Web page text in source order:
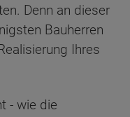
Denn an dieser
Bauherren
Ihres
- wie die